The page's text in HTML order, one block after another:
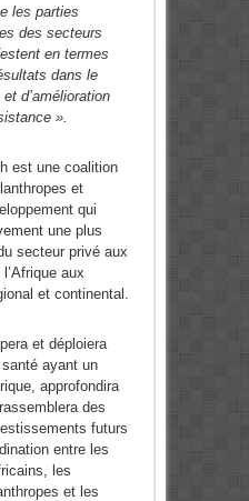
les parties
des secteurs
en termes
dans le
d’amélioration
».
est une coalition
et
qui
une plus
secteur privé aux
aux
et continental.
et déploiera
ayant un
approfondira
des
futurs
entre les
les
et les